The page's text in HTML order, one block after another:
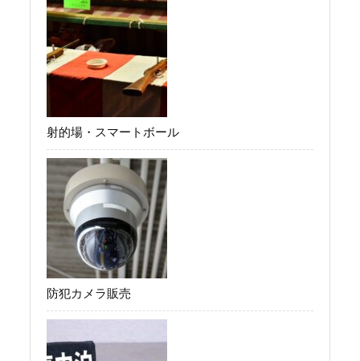
射的場・スマートボール
防犯カメラ販売